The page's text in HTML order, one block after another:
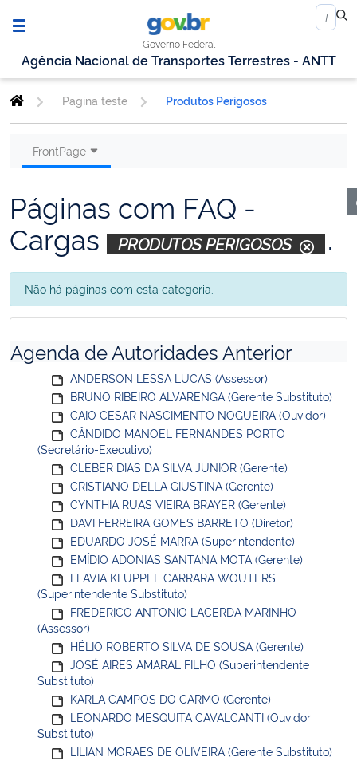
Governo Federal
Agência Nacional de Transportes Terrestres - ANTT
Pagina teste Produtos Perigosos
FrontPage
Páginas com FAQ -
Cargas
PRODUTOS PERIGOSOS .
Não há páginas com esta categoria.
Agenda de Autoridades Anterior
ANDERSON LESSA LUCAS (Assessor)
BRUNO RIBEIRO ALVARENGA (Gerente Substituto)
CAIO CESAR NASCIMENTO NOGUEIRA (Ouvidor)
CÂNDIDO MANOEL FERNANDES PORTO
(Secretário-Executivo)
CLEBER DIAS DA SILVA JUNIOR (Gerente)
CRISTIANO DELLA GIUSTINA (Gerente)
CYNTHIA RUAS VIEIRA BRAYER (Gerente)
DAVI FERREIRA GOMES BARRETO (Diretor)
EDUARDO JOSÉ MARRA (Superintendente)
EMÍDIO ADONIAS SANTANA MOTA (Gerente)
FLAVIA KLUPPEL CARRARA WOUTERS
(Superintendente Substituto)
FREDERICO ANTONIO LACERDA MARINHO
(Assessor)
HÉLIO ROBERTO SILVA DE SOUSA (Gerente)
JOSÉ AIRES AMARAL FILHO (Superintendente
Substituto)
KARLA CAMPOS DO CARMO (Gerente)
LEONARDO MESQUITA CAVALCANTI (Ouvidor
Substituto)
LILIAN MORAES DE OLIVEIRA (Gerente Substituto)